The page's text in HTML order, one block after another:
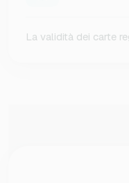
La validità dei carte